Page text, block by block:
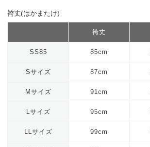
袴丈(はかまたけ)
袴丈
SS85 85cm
Sサイズ 87cm
Mサイズ 91cm
Lサイズ 95cm
LLサイズ 99cm